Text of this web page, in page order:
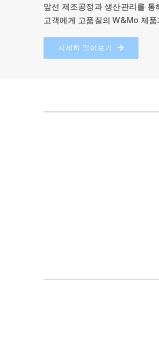
앞선 제조공정과 생산관리를 통
고객에게 고품질의 W&Mo 제
자세히 알아보기